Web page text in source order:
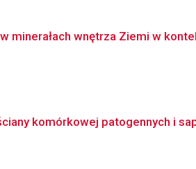
minerałach wnętrza Ziemi w
komórkowej patogennych i